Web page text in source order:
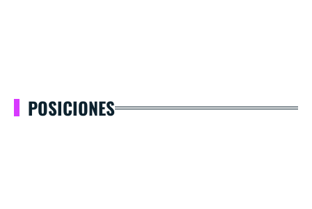
POSICIONES